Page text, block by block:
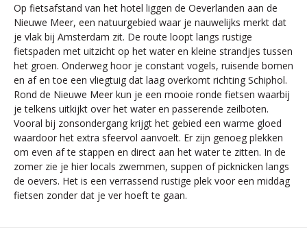
Op fietsafstand van het hotel liggen de Oeverlanden aan de
Nieuwe Meer, een natuurgebied waar je nauwelijks merkt dat
je vlak bij Amsterdam zit. De route loopt langs rustige
fietspaden met uitzicht op het water en kleine strandjes tussen
het groen. Onderweg hoor je constant vogels, ruisende bomen
en af en toe een vliegtuig dat laag overkomt richting Schiphol.
Rond de Nieuwe Meer kun je een mooie ronde fietsen waarbij
je telkens uitkijkt over het water en passerende zeilboten.
Vooral bij zonsondergang krijgt het gebied een warme gloed
waardoor het extra sfeervol aanvoelt. Er zijn genoeg plekken
om even af te stappen en direct aan het water te zitten. In de
zomer zie je hier locals zwemmen, suppen of picknicken langs
de oevers. Het is een verrassend rustige plek voor een middag
fietsen zonder dat je ver hoeft te gaan.